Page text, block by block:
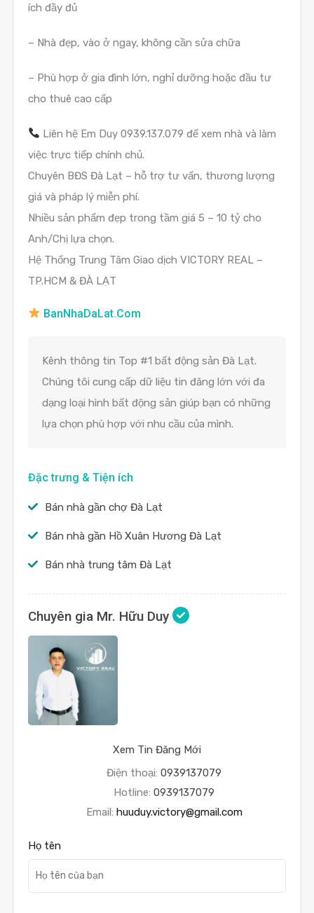
ích đầy đủ
– Nhà đẹp, vào ở ngay, không cần sửa chữa
– Phù hợp ở gia đình lớn, nghỉ dưỡng hoặc đầu tư
cho thuê cao cấp
Liên hệ Em Duy 0939.137.079 để xem nhà và làm
việc trực tiếp chính chủ.
Chuyên BĐS Đà Lạt – hỗ trợ tư vấn, thương lượng
giá và pháp lý miễn phí.
Nhiều sản phẩm đẹp trong tầm giá 5 – 10 tỷ cho
Anh/Chị lựa chọn.
Hệ Thống Trung Tâm Giao dịch VICTORY REAL –
TP.HCM & ĐÀ LẠT
BanNhaDaLat.Com
Kênh thông tin Top #1 bất động sản Đà Lạt.
Chúng tôi cung cấp dữ liệu tin đăng lớn với đa
dạng loại hình bất động sản giúp bạn có những
lựa chọn phù hợp với nhu cầu của mình.
Đặc trưng & Tiện ích
Bán nhà gần chợ Đà Lạt
Bán nhà gần Hồ Xuân Hương Đà Lạt
Bán nhà trung tâm Đà Lạt
Chuyên gia Mr. Hữu Duy
Xem Tin Đăng Mới
Điện thoại: 0939137079
Hotline: 0939137079
Email: huuduy.victory@gmail.com
Họ tên